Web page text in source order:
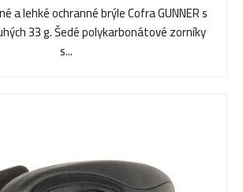
a lehké ochranné brýle Cofra GUNNER s
33 g. Šedé polykarbonátové zorníky
s...